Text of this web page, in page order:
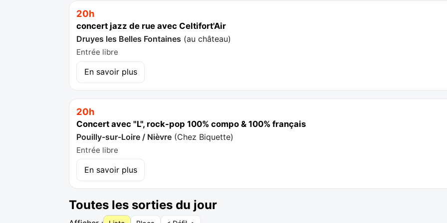
20h
concert jazz de rue avec Celtifort'Air
Druyes les Belles Fontaines (au château)
Entrée libre
En savoir plus
20h
Concert avec "L", rock-pop 100% compo & 100% français
Pouilly-sur-Loire / Nièvre (Chez Biquette)
Entrée libre
En savoir plus
Toutes les sorties du jour